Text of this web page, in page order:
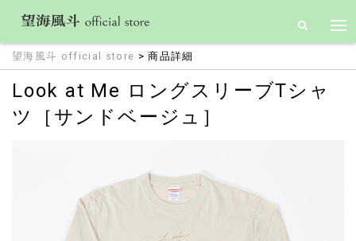
望海風斗 official store > 商品詳細
Look at Me ロングスリーブTシャ
ツ［サンドベージュ］